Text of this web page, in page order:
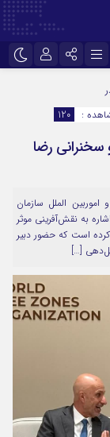
:
120
سخنرانی رضا
الملل سازمان
به نقش‌آفرینی موثر
است که حضور دبیر
[…]